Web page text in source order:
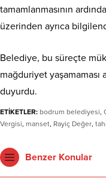
tamamlanmasının
üzerinden ayrıca
Belediye, bu süreçte
mağduriyet yaşamaması
duyurdu.
ETİKETLER: bodrum belediyesi,
Vergisi, manset, Rayiç Değer,
Benzer Konular